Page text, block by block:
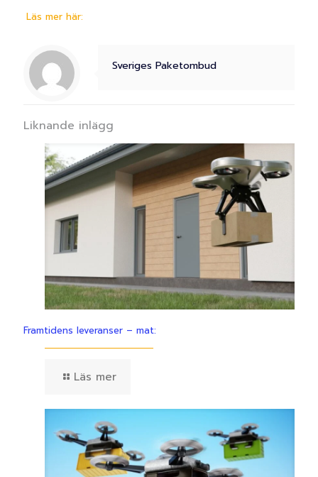
Läs mer här:
Sveriges Paketombud
Liknande inlägg
Framtidens leveranser – mat:
Läs mer